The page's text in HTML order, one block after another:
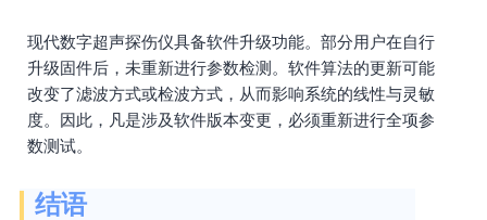
现代数字超声探伤仪具备软件升级功能。部分用户在自行
升级固件后，未重新进行参数检测。软件算法的更新可能
改变了滤波方式或检波方式，从而影响系统的线性与灵敏
度。因此，凡是涉及软件版本变更，必须重新进行全项参
数测试。
结语